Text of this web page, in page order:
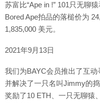
苏富比“Ape in !” 101只无聊
Bored Ape拍品的落槌价为
1,835,000 美元。
2021年9月13日
我们为BAYC会员推出了互动
并解决了一只名叫Jimmy的
奖励了10 ETH、一只无聊猿